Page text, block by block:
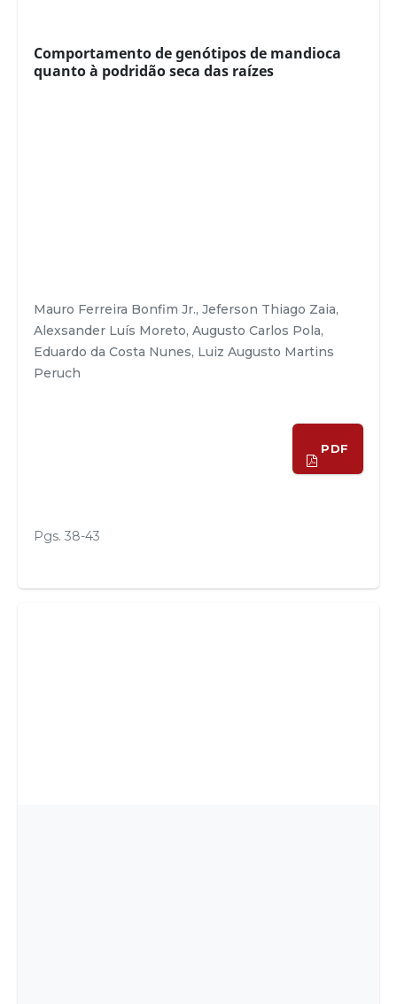
Comportamento de genótipos de mandioca
quanto à podridão seca das raízes
Mauro Ferreira Bonfim Jr., Jeferson Thiago Zaia,
Alexsander Luís Moreto, Augusto Carlos Pola,
Eduardo da Costa Nunes, Luiz Augusto Martins
Peruch
Pgs. 38-43
PDF